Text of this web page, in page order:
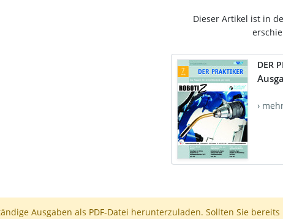
Dieser Artikel ist in
DER
›
Ausgaben als PDF-Datei herunterzuladen. Sollten Sie bereits